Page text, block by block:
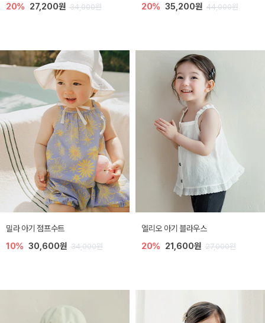
20% 27,200원 34,000원 20% 35,200원 44,000원
밀라 아기 점프수트
10% 30,600원 34,000원
엘리오 아기 블라우스
20% 21,600원 27,000원